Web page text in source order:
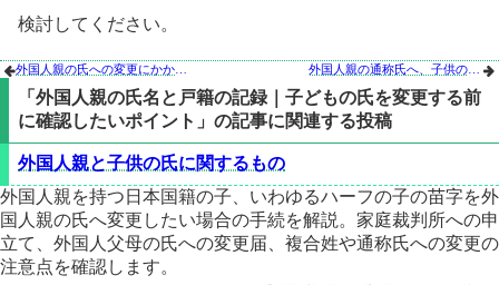
検討してください。
 外国人親の通称氏へ、子供の日本の戸籍上の氏を改姓するための手続き 
「外国人親の氏名と戸籍の記録｜子どもの氏を変更する前
に確認したいポイント」の記事に関連する投稿
外国人親と子供の氏に関するもの
外国人親を持つ日本国籍の子、いわゆるハーフの子の苗字を外
国人親の氏へ変更したい場合の手続を解説。家庭裁判所への申
立て、外国人父母の氏への変更届、複合姓や通称氏への変更の
注意点を確認します。